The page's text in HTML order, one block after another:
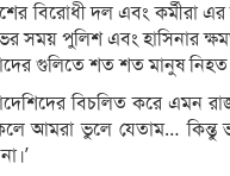
বিরোধী দল এবং
সময় পুলিশ এবং হাসিনার
গুলিতে শত শত মানুষ
বিচলিত করে এমন
আমরা ভুলে যেতাম… কিন্তু